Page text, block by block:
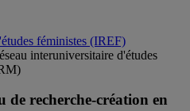
féministes (IREF)
interuniversitaire d'études
de recherche-création en